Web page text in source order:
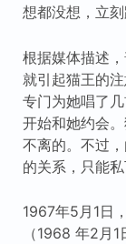
想都没想，立刻
根据媒体描述
就引起猫王的
专门为她唱了
开始和她约会
不离的。不过
的关系，只能私
1967年5月1日
（1968 年2月